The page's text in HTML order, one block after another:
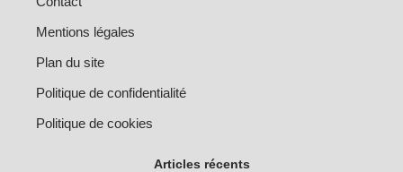
Mentions légales
Plan du site
Politique de confidentialité
Politique de cookies
Articles récents